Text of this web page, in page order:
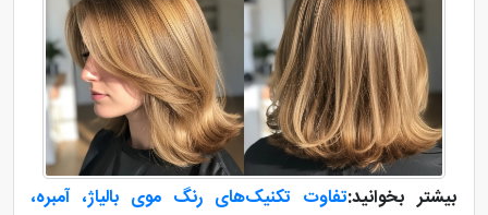
بیشتر بخوانید:تفاوت تکنیک‌های رنگ موی بالیاژ، آمبره،